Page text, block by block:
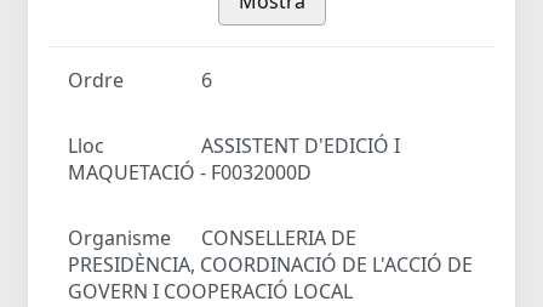
Ordre 6
Lloc
ASSISTENT D'EDICIÓ I
MAQUETACIÓ - F0032000D
Organisme
CONSELLERIA DE
PRESIDÈNCIA, COORDINACIÓ DE L'ACCIÓ DE
GOVERN I COOPERACIÓ LOCAL